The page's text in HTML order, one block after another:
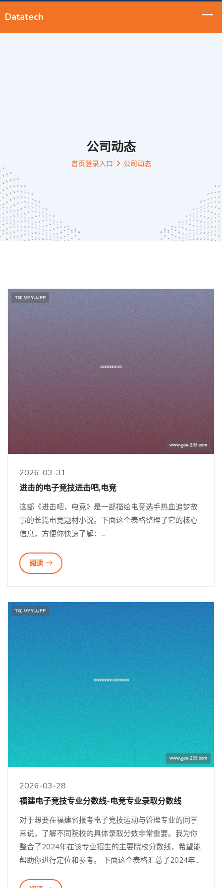
公司动态
首页登录入口 公司动态
2026-03-31
进击的电子竞技进击吧,电竞
这部《进击吧，电竞》是一部描绘电竞选手热血追梦故
事的长篇电竞题材小说。下面这个表格整理了它的核心
信息，方便你快速了解：...
阅读
2026-03-28
福建电子竞技专业分数线-电竞专业录取分数线
对于想要在福建省报考电子竞技运动与管理专业的同学
来说，了解不同院校的具体录取分数非常重要。我为你
整合了2024年在该专业招生的主要院校分数线，希望能
帮助你进行定位和参考。 下面这个表格汇总了2024年...